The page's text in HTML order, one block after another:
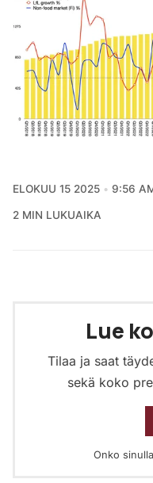
ELOKUU 15 2025 9:56
2 MIN LUKUAIKA
Lue
Tilaa ja saat
sekä koko
Onko